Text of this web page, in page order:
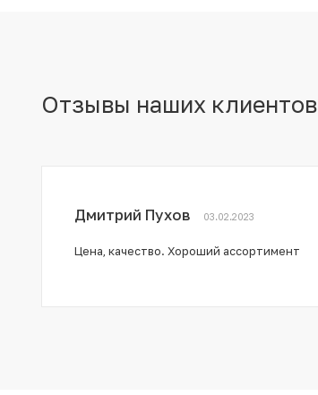
Отзывы наших клиентов
Дмитрий Пухов 03.02.2023
Цена, качество. Хороший ассортимент